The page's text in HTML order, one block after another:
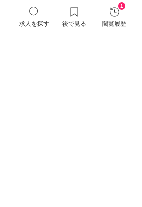
求人を探す 後で見る
1
閲覧履歴